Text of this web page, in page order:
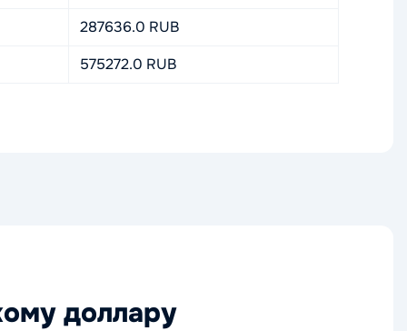
287636.0 RUB
575272.0 RUB
доллару